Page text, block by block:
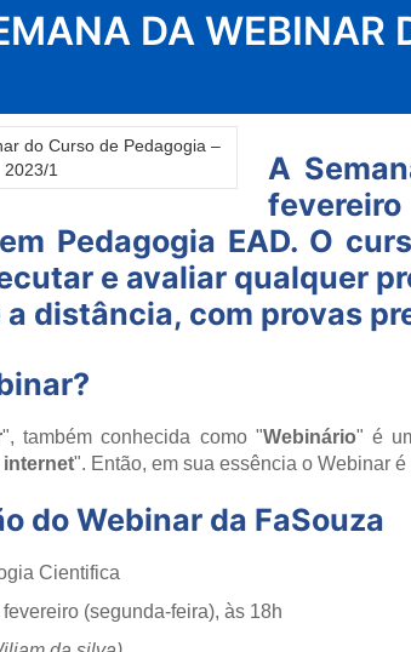
DA WEBINAR
A
Pedagogia EAD. O
e avaliar qualquer
distância, com provas
", também conhecida como "Webinário" é
internet". Então, em sua essência o Webinar
do Webinar da FaSouza
Cientifica
(segunda-feira), às 18h